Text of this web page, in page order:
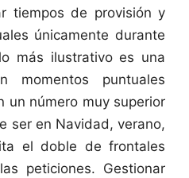
tiempos de provisión y
únicamente durante
más ilustrativo es una
momentos puntuales
un número muy superior
ser en Navidad, verano,
el doble de frontales
peticiones. Gestionar